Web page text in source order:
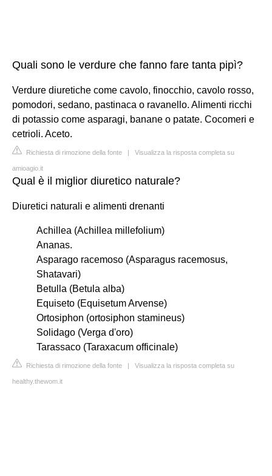
Quali sono le verdure che fanno fare tanta pipì?
Verdure diuretiche come cavolo, finocchio, cavolo rosso,
pomodori, sedano, pastinaca o ravanello. Alimenti ricchi
di potassio come asparagi, banane o patate. Cocomeri e
cetrioli. Aceto.
Richiesta di rimozione della fonte | Visualizza la risposta completa su
amioagio.it
Qual è il miglior diuretico naturale?
Diuretici naturali e alimenti drenanti
Achillea (Achillea millefolium)
Ananas.
Asparago racemoso (Asparagus racemosus,
Shatavari)
Betulla (Betula alba)
Equiseto (Equisetum Arvense)
Ortosiphon (ortosiphon stamineus)
Solidago (Verga d'oro)
Tarassaco (Taraxacum officinale)
Richiesta di rimozione della fonte | Visualizza la risposta completa su
healthy.thewom.it